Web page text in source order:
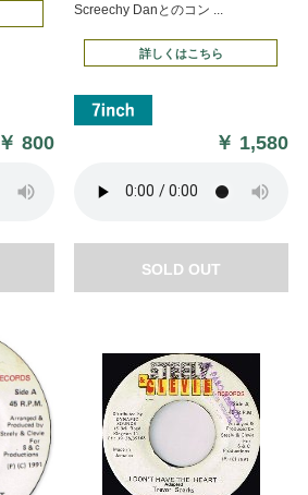
￥800
Screechy Danとのコン ...
詳しくはこちら
￥ 1,580
SOLD OUT